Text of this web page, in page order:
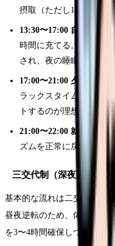
摂取（ただし15時以降は
13:30〜17:00 自由時間：
時間に充てる。この時
され、夜の睡眠の質が向
17:00〜21:00 夕食とリラ
ラックスタイム。スマ
トするのが理想
21:00〜22:00 就寝：
通
ズムを正常に戻す
三交代制（深夜勤終了
基本的な流れは二交代制と
昼夜逆転のため、体内時計
を3〜4時間確保しつつ、午